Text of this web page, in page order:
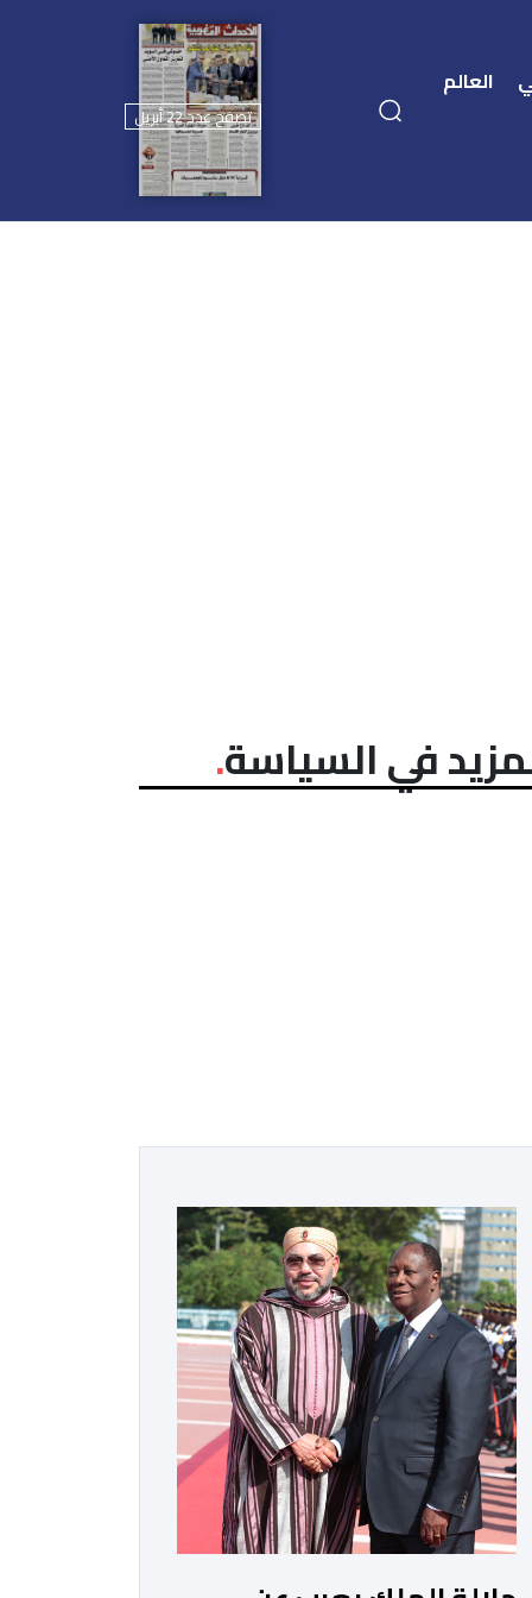
العالم
تصفح عدد 22 أبريل
في السياسة